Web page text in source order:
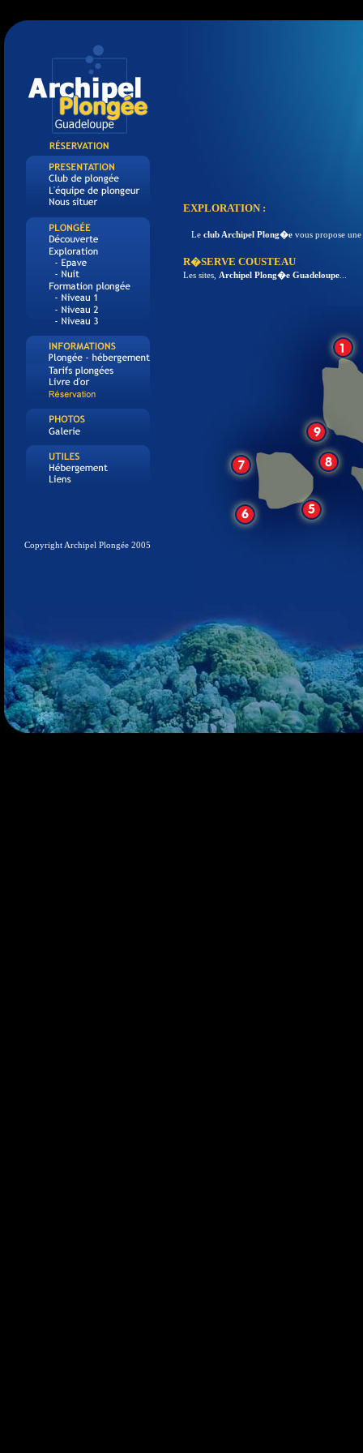
Copyright Archipel Plongée 2005
EXPLORATION :
Le club Archipel Plong�e vous propose
R�SERVE COUSTEAU
Les sites, Archipel Plong�e Guadeloupe